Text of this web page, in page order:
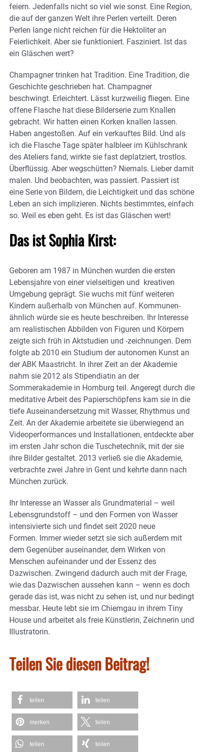
feiern. Jedenfalls nicht so viel wie sonst. Eine Region,
die auf der ganzen Welt ihre Perlen verteilt. Deren
Perlen lange nicht reichen für die Hektoliter an
Feierlichkeit. Aber sie funktioniert. Fasziniert. Ist das
ein Gläschen wert?
Champagner trinken hat Tradition. Eine Tradition, die
Geschichte geschrieben hat. Champagner
beschwingt. Erleichtert. Lässt kurzweilig fliegen. Eine
offene Flasche hat diese Bilderserie zum Knallen
gebracht. Wir hatten einen Korken knallen lassen.
Haben angestoßen. Auf ein verkauftes Bild. Und als
ich die Flasche Tage später halbleer im Kühlschrank
des Ateliers fand, wirkte sie fast deplatziert, trostlos.
Überflüssig. Aber wegschütten? Niemals. Lieber damit
malen. Und beobachten, was passiert. Passiert ist
eine Serie von Bildern, die Leichtigkeit und das schöne
Leben an sich implizieren. Nichts bestimmtes, einfach
so. Weil es eben geht. Es ist das Gläschen wert!
Das ist Sophia Kirst:
Geboren am 1987 in München wurden die ersten
Lebensjahre von einer vielseitigen und kreativen
Umgebung geprägt. Sie wuchs mit fünf weiteren
Kindern außerhalb von München auf. Kommunen-
ähnlich würde sie es heute beschreiben. Ihr Interesse
am realistischen Abbilden von Figuren und Körpern
zeigte sich früh in Aktstudien und -zeichnungen. Dem
folgte ab 2010 ein Studium der autonomen Kunst an
der ABK Maastricht. In ihrer Zeit an der Akademie
nahm sie 2012 als Stipendiatin an der
Sommerakademie in Homburg teil. Angeregt durch die
meditative Arbeit des Papierschöpfens kam sie in die
tiefe Auseinandersetzung mit Wasser, Rhythmus und
Zeit. An der Akademie arbeitete sie überwiegend an
Videoperformances und Installationen, entdeckte aber
im ersten Jahr schon die Tuschetechnik, mit der sie
ihre Bilder gestaltet. 2013 verließ sie die Akademie,
verbrachte zwei Jahre in Gent und kehrte dann nach
München zurück.
Ihr Interesse an Wasser als Grundmaterial – weil
Lebensgrundstoff – und den Formen von Wasser
intensivierte sich und findet seit 2020 neue
Formen. Immer wieder setzt sie sich außerdem mit
dem Gegenüber auseinander, dem Wirken von
Menschen aufeinander und der Essenz des
Dazwischen. Zwingend dadurch auch mit der Frage,
wie das Dazwischen aussehen kann – wenn es doch
gerade das ist, was nicht zu sehen ist, und nur bedingt
messbar. Heute lebt sie im Chiemgau in ihrem Tiny
House und arbeitet als freie Künstlerin, Zeichnerin und
Illustratorin.
Teilen Sie diesen Beitrag!
teilen teilen
merken teilen
teilen teilen